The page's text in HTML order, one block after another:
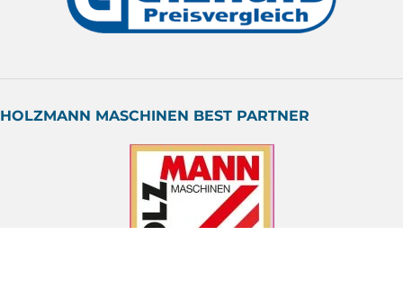
HOLZMANN MASCHINEN BEST PARTNER